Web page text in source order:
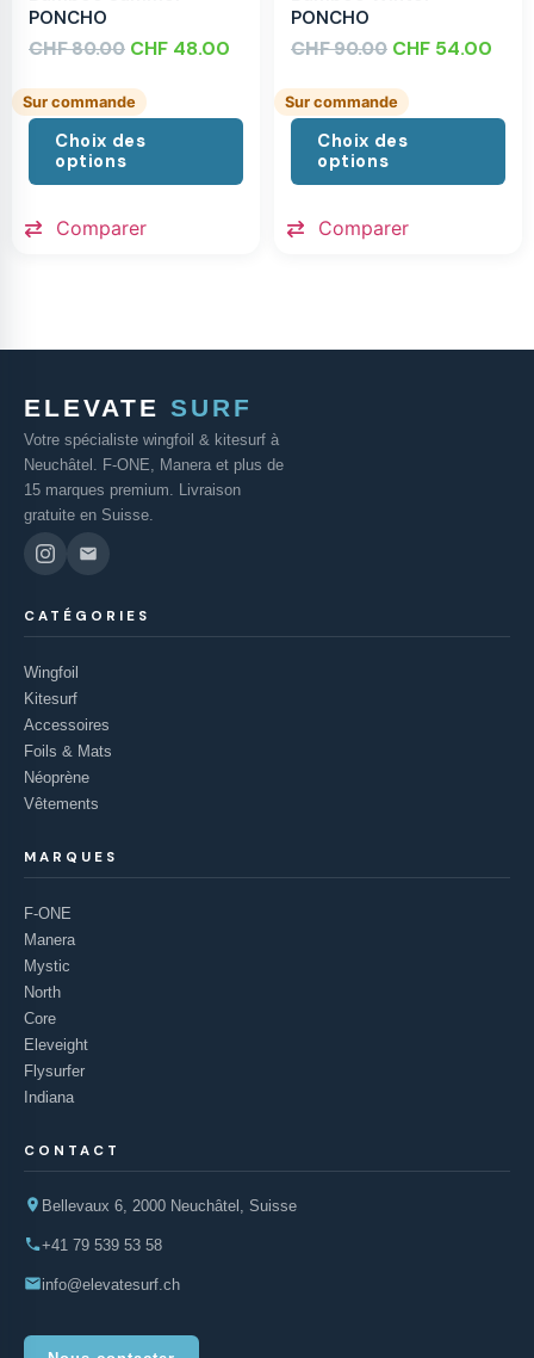
PONCHO
CHF80.00 CHF 48.00
Sur commande
Choix des
options
Comparer
PONCHO
CHF90.00 CHF 54.00
Sur commande
Choix des
options
Comparer
ELEVATE SURF
Votre spécialiste wingfoil & kitesurf à
Neuchâtel. F-ONE, Manera et plus de
15 marques premium. Livraison
gratuite en Suisse.
CATÉGORIES
Wingfoil
Kitesurf
Accessoires
Foils & Mats
Néoprène
Vêtements
MARQUES
F-ONE
Manera
Mystic
North
Core
Eleveight
Flysurfer
Indiana
CONTACT
Bellevaux 6, 2000 Neuchâtel, Suisse
+41 79 539 53 58
info@elevatesurf.ch